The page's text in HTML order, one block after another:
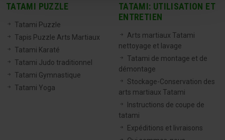
TATAMI PUZZLE
Tatami Puzzle
Tapis Puzzle Arts Martiaux
Tatami Karaté
Tatami Judo traditionnel
Tatami Gymnastique
Tatami Yoga
TATAMI: UTILISATION ET
ENTRETIEN
Arts martiaux Tatami
nettoyage et lavage
Tatami de montage et de
démontage
Stockage-Conservation des
arts martiaux Tatami
Instructions de coupe de
tatami
Expéditions et livraisons